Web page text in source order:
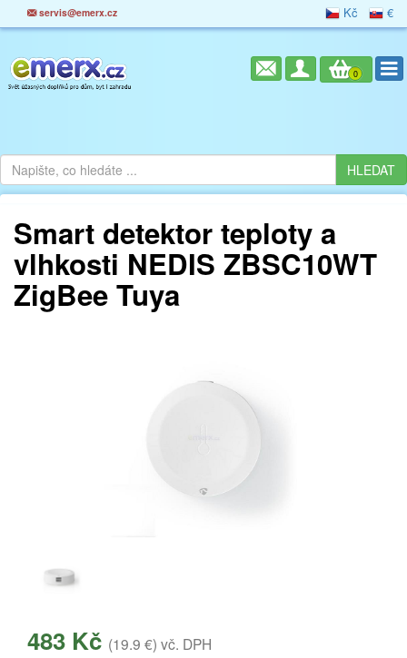
servis@emerx.cz Kč €
0
Smart detektor teploty a
vlhkosti NEDIS ZBSC10WT
ZigBee Tuya
483 Kč (19.9 €) vč. DPH